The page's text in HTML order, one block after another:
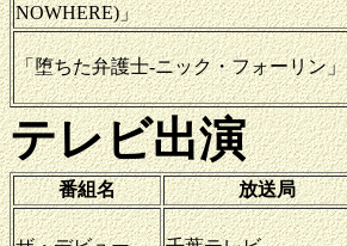
NOWHERE)」
「堕ちた弁護士-ニック・フォーリン」
テレビ出演
番組名 放送局